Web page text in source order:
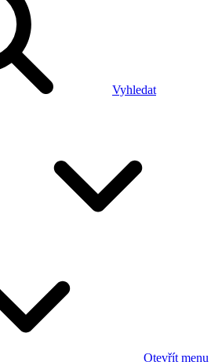
Vyhledat
Otevřít menu